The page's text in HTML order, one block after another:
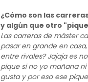
¿Cómo son las
y algún que otro
Las carreras de máster
pasar en grande en
entre rivales? Jajaja es
pique si no yo mañana
gusta y por eso ese